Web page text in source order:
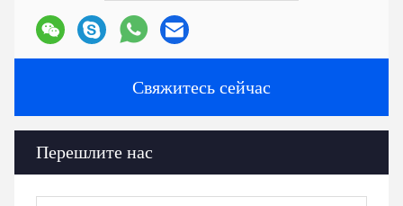
Свяжитесь сейчас
Перешлите нас